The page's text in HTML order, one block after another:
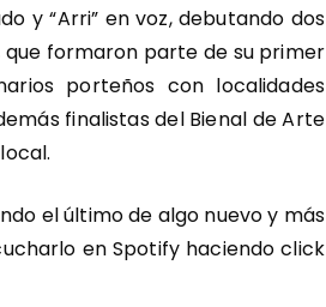
y “Arri” en voz, debutando dos
que formaron parte de su primer
porteños con localidades
finalistas del Bienal de Arte
el último de algo nuevo y más
en Spotify haciendo click